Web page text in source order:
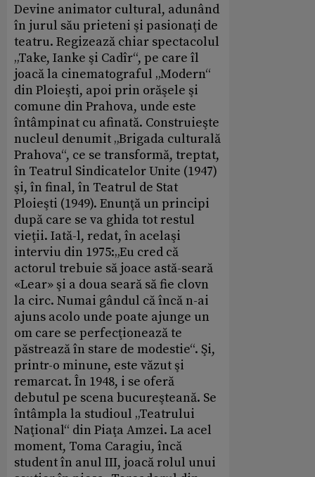
Devine animator cultural, adunând
în jurul său prieteni şi pasionaţi de
teatru. Regizează chiar spectacolul
„Take, Ianke şi Cadîr“, pe care îl
joacă la cinematograful „Modern“
din Ploieşti, apoi prin orăşele şi
comune din Prahova, unde este
întâmpinat cu afinată. Construieşte
nucleul denumit „Brigada culturală
Prahova“, ce se transformă, treptat,
în Teatrul Sindicatelor Unite (1947)
şi, în final, în Teatrul de Stat
Ploieşti (1949). Enunţă un principi
după care se va ghida tot restul
vieţii. Iată-l, redat, în acelaşi
interviu din 1975:„Eu cred că
actorul trebuie să joace astă-seară
«Lear» şi a doua seară să fie clovn
la circ. Numai gândul că încă n-ai
ajuns acolo unde poate ajunge un
om care se perfecţionează te
păstrează în stare de modestie“. Şi,
printr-o minune, este văzut şi
remarcat. În 1948, i se oferă
debutul pe scena bucureşteană. Se
întâmpla la studioul „Teatrului
Naţional“ din Piaţa Amzei. La acel
moment, Toma Caragiu, încă
student în anul III, joacă rolul unui